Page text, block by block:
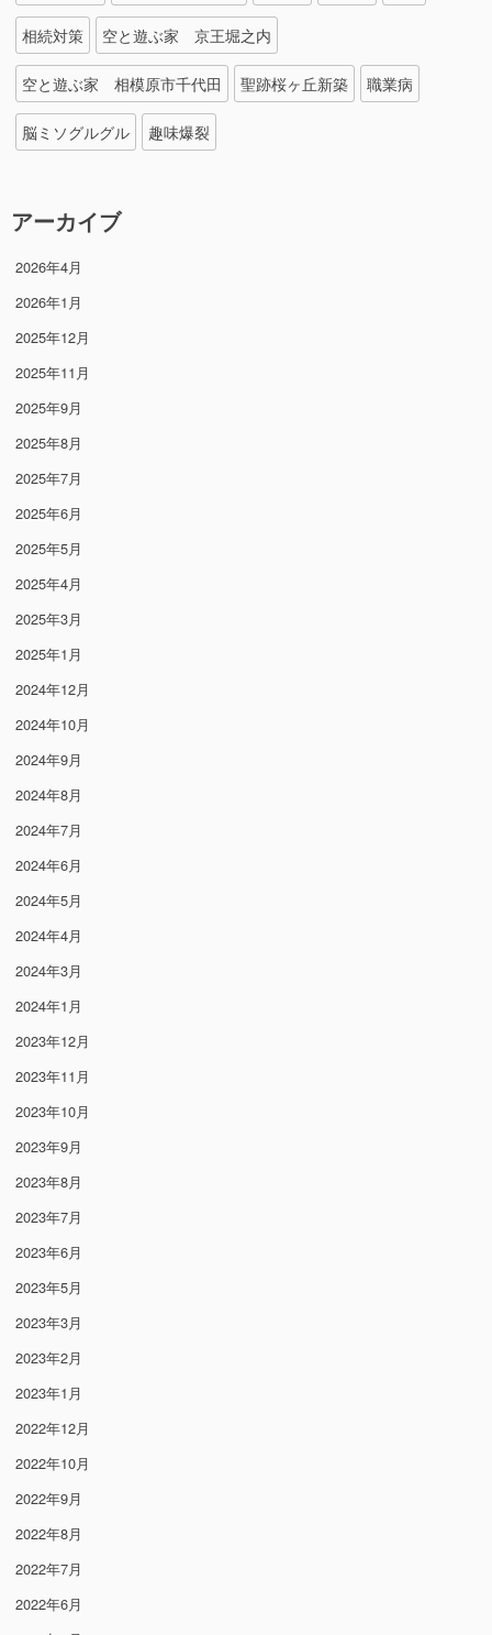
相続対策 空と遊ぶ家 京王堀之内
空と遊ぶ家 相模原市千代田 聖跡桜ヶ丘新築 職業病
脳ミソグルグル 趣味爆裂
アーカイブ
2026年4月
2026年1月
2025年12月
2025年11月
2025年9月
2025年8月
2025年7月
2025年6月
2025年5月
2025年4月
2025年3月
2025年1月
2024年12月
2024年10月
2024年9月
2024年8月
2024年7月
2024年6月
2024年5月
2024年4月
2024年3月
2024年1月
2023年12月
2023年11月
2023年10月
2023年9月
2023年8月
2023年7月
2023年6月
2023年5月
2023年3月
2023年2月
2023年1月
2022年12月
2022年10月
2022年9月
2022年8月
2022年7月
2022年6月